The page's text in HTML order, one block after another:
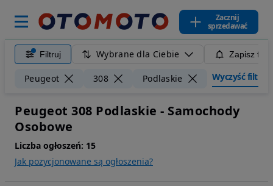
Zacznij
sprzedawać
Filtruj Wybrane dla Ciebie Zapisz
Peugeot 308 Podlaskie Wyczyść filtry
Peugeot 308 Podlaskie - Samochody
Osobowe
Liczba ogłoszeń: 15
Jak pozycjonowane są ogłoszenia?